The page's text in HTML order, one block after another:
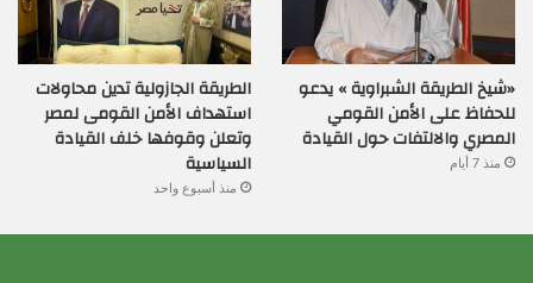
«شيخ الطريقة الشبراوية » يدعو
للحفاظ على الأمن القومي
المصري والالتفات حول القيادة
منذ 7 أيام
الطريقة الجازولية تدين محاولات
استهداف الأمن القومى لمصر
وتعلن وقوفها خلف القيادة
السياسية
منذ أسبوع واحد